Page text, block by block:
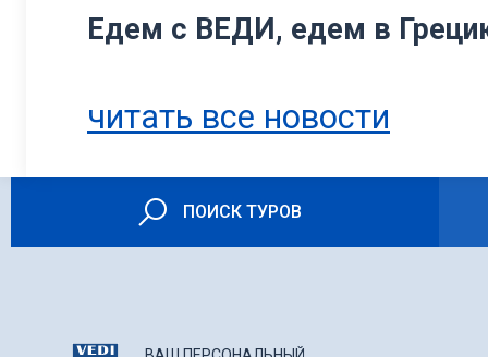
Едем с ВЕДИ, едем в
читать все новости
ПОИСК ТУРОВ